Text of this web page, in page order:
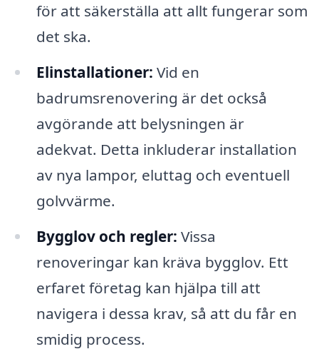
för att säkerställa att allt fungerar som
det ska.
Elinstallationer: Vid en
badrumsrenovering är det också
avgörande att belysningen är
adekvat. Detta inkluderar installation
av nya lampor, eluttag och eventuell
golvvärme.
Bygglov och regler: Vissa
renoveringar kan kräva bygglov. Ett
erfaret företag kan hjälpa till att
navigera i dessa krav, så att du får en
smidig process.